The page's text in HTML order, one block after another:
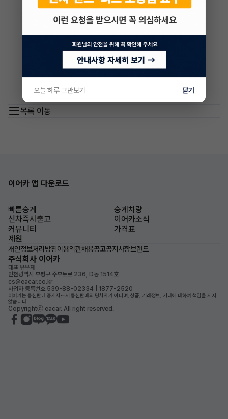
목록 이동
이어카 앱 다운로드
빠른승계
승계차량
신차즉시출고
이어카소식
커뮤니티
가격표
제원
개인정보처리방침이용약관채용공고공지사항브랜드
주식회사 이어카
대표 유우재
인천광역시 부평구 주부토로 236, D동 1514호
cs@eacar.co.kr
사업자 등록번호 539-88-02334 | 1877-2520
이어카는 통신판매 중개자로서 통신판매의 당사자가 아니며, 상품, 거래정보, 거래에 대하여 책임을 지지
않습니다.
Copyrightⓒ eacar. All right reserved.
오늘 하루 그만보기 닫기